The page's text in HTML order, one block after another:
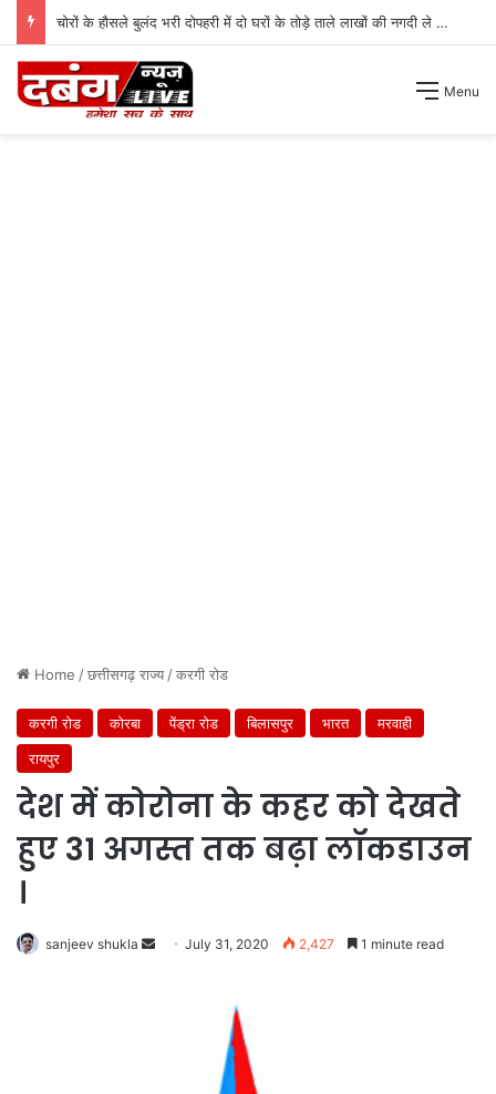
चोरों के हौसले बुलंद भरी दोपहरी में दो घरों के तोड़े ताले लाखों की नगदी ले भागे ।
Menu
Home /छत्तीसगढ़ राज्य/करगी रोड
करगी रोड कोरबा पेंड्रा रोड बिलासपुर भारत
मरवाही
रायपुर
देश में कोरोना के कहर को देखते
हुए 31 अगस्‍त तक बढ़ा लॉकडाउन
।
sanjeev shukla
SendJuly 31, 2020 2,427 1 minute read